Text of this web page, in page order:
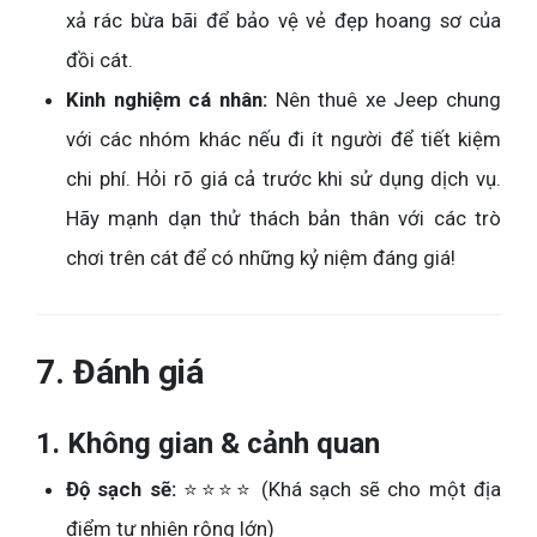
xả rác bừa bãi để bảo vệ vẻ đẹp hoang sơ của
đồi cát.
Kinh nghiệm cá nhân:Nên thuê xe Jeep chung
với các nhóm khác nếu đi ít người để tiết kiệm
chi phí. Hỏi rõ giá cả trước khi sử dụng dịch vụ.
Hãy mạnh dạn thử thách bản thân với các trò
chơi trên cát để có những kỷ niệm đáng giá!
7. Đánh giá
1. Không gian & cảnh quan
Độ sạch sẽ:⭐⭐⭐⭐ (Khá sạch sẽ cho một địa
điểm tự nhiên rộng lớn)